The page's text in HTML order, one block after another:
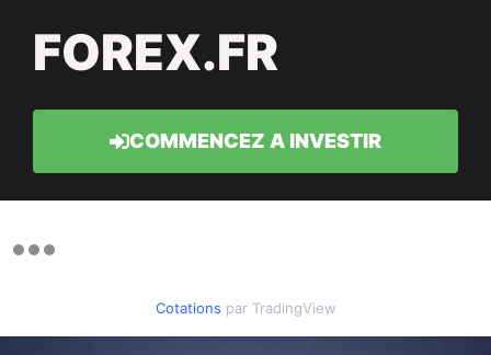
FOREX.FR
COMMENCEZ A INVESTIR
Cotations par TradingView